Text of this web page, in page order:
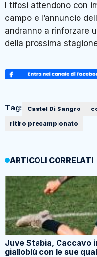
I tifosi attendono con
campo e l’annuncio
andranno a rinforzare
della prossima
Tag: Castel Di Sangro
ritiro precampionato
ARTICOLI CORRELATI
Juve Stabia, Caccavo
gialloblù con le sue